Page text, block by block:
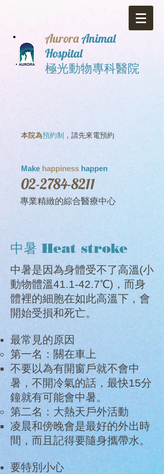
AuroraAnimal
Hospital
極光動物專科醫院
本院為預約制 ，請先來電預約
Make happiness happen
02-2784-8211
專業精緻的綜合醫療中心
中暑 Heat stroke
中暑是因為身體受不了高溫(小
動物體溫41.1-42.7℃)，而身
體裡的細胞在如此高溫下，會
開始受損和死亡。
最常見的原因
第一名：關在車上
不要以為有開窗戶就不會中
暑，不開冷氣的話，最快15分
鐘就有可能會中暑。
第二名：大熱天戶外活動
凌晨和傍晚會是最好的外出時
間，而且記得要隨身攜帶水。
要特別小心